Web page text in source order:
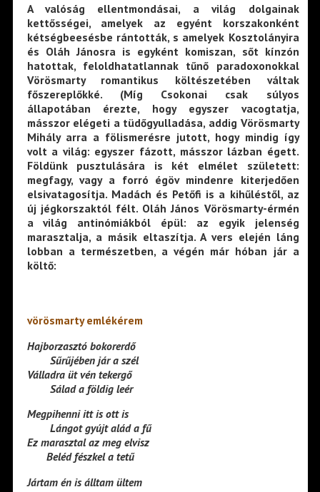
A valóság ellentmondásai, a világ dolgainak
kettősségei, amelyek az egyént korszakonként
kétségbeesésbe rántották, s amelyek Kosztolányira
és Oláh Jánosra is egyként komiszan, sőt kínzón
hatottak, feloldhatatlannak tűnő paradoxonokkal
Vörösmarty romantikus költészetében váltak
főszereplőkké. (Míg Csokonai csak súlyos
állapotában érezte, hogy egyszer vacogtatja,
másszor elégeti a tüdőgyulladása, addig Vörösmarty
Mihály arra a fölismerésre jutott, hogy mindig így
volt a világ: egyszer fázott, másszor lázban égett.
Földünk pusztulására is két elmélet született:
megfagy, vagy a forró égöv mindenre kiterjedően
elsivatagosítja. Madách és Petőfi is a kihűléstől, az
új jégkorszaktól félt. Oláh János Vörösmarty-érmén
a világ antinómiákból épül: az egyik jelenség
marasztalja, a másik eltaszítja. A vers elején láng
lobban a természetben, a végén már hóban jár a
költő:
vörösmarty emlékérem
Hajborzasztó bokorerdő
Sűrűjében jár a szél
Válladra üt vén tekergő
Sálad a földig leér
Megpihenni itt is ott is
Lángot gyújt alád a fű
Ez marasztal az meg elvisz
Beléd fészkel a tetű
Jártam én is álltam ültem